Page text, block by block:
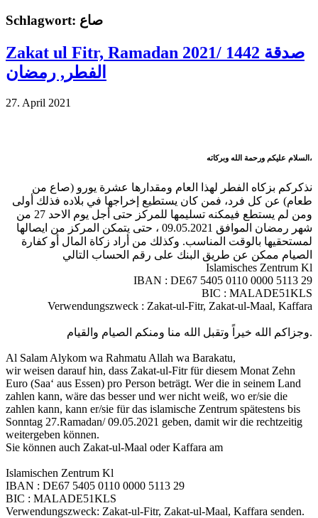
Schlagwort: صاع
Zakat ul Fitr, Ramadan 2021/ 1442 صدقة
الفطر, رمضان
27. April 2021
السلام عليكم ورحمة الله وبركاته،
نذكركم بزكاه الفطر لهذا العام ومقدارها عشرة يورو (صاع من
طعام) عن كل فرد، فمن كان يستطيع إخراجها في بلاده فذلك أولى
ومن لم يستطع فيمكنه تسليمها للمركز حتى أجل يوم الاحد 27 من
شهر رمضان الموافق 09.05.2021 ، حتى يتمكن المركز من ايصالها
لمستحقيها بالوقت المناسب. وكذلك من أراد زكاة المال أو كفارة
الصيام ممكن عن طريق البنك على رقم الحساب التالي
Islamisches Zentrum Kl
IBAN : DE67 5405 0110 0000 5113 29
BIC : MALADE51KLS
Verwendungszweck : Zakat-ul-Fitr, Zakat-ul-Maal, Kaffara
وجزاكم الله خيراً وتقبل الله منا ومنكم الصيام والقيام.
Al Salam Alykom wa Rahmatu Allah wa Barakatu,
wir weisen darauf hin, dass Zakat-ul-Fitr für diesem Monat Zehn
Euro (Saa‘ aus Essen) pro Person beträgt. Wer die in seinem Land
zahlen kann, wäre das besser und wer nicht weiß, wo er/sie die
zahlen kann, kann er/sie für das islamische Zentrum spätestens bis
Sonntag 27.Ramadan/ 09.05.2021 geben, damit wir die rechtzeitig
weitergeben können.
Sie können auch Zakat-ul-Maal oder Kaffara am
Islamischen Zentrum Kl
IBAN : DE67 5405 0110 0000 5113 29
BIC : MALADE51KLS
Verwendungszweck: Zakat-ul-Fitr, Zakat-ul-Maal, Kaffara senden.